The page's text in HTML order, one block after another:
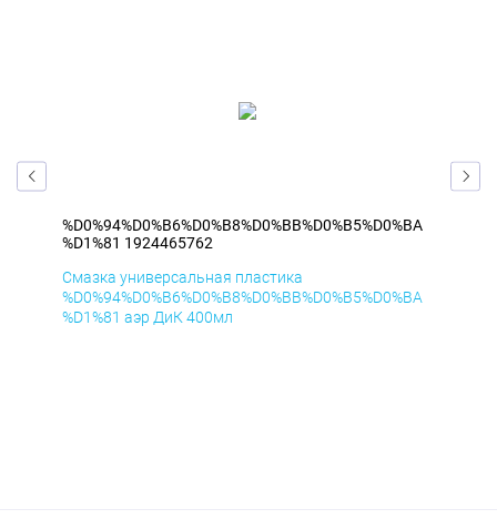
%D0%94%D0%B6%D0%B8%D0%BB%D0%B5%D0%BA
%D1%81 1924465762
Смазка универсальная пластика
%D0%94%D0%B6%D0%B8%D0%BB%D0%B5%D0%BA
%D1%81 аэр ДиК 400мл